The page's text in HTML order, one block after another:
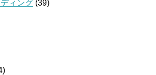
ィング (39)